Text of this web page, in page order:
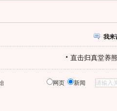
我来
直击归真堂养
网页 新闻